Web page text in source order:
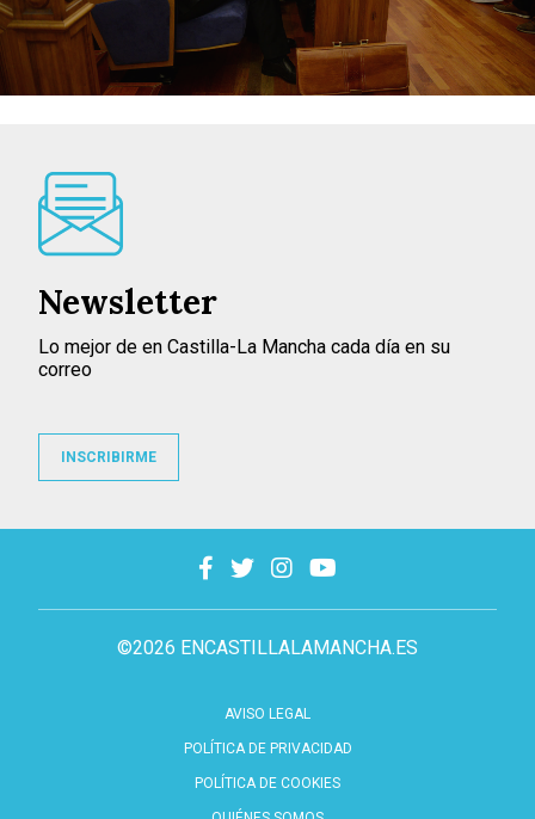
©2026 ENCASTILLALAMANCHA.ES
AVISO LEGAL
POLÍTICA DE PRIVACIDAD
POLÍTICA DE COOKIES
Newsletter
Lo mejor de en Castilla-La Mancha cada día en su
correo
INSCRIBIRME